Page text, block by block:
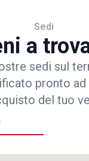
Sedi
a
sedi sul
pronto
del tuo